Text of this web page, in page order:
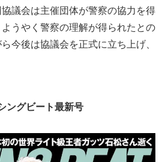
議会は主催団体が警察の協力を得
うやく警察の理解が得られたとの
今後は協議会を正式に立ち上げ、
ングビート最新号